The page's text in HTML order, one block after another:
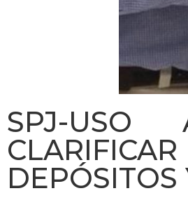
SPJ-USO
DEPÓSITOS